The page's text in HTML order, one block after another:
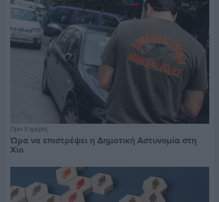
Πριν 3 ημέρες
Ώρα να επιστρέψει η Δημοτική Αστυνομία στη
Χίο